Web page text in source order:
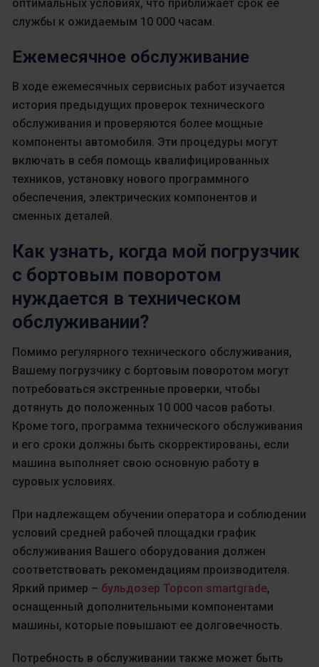
оптимальных условиях, что приближает срок ее
службы к ожидаемым 10 000 часам.
Ежемесячное обслуживание
В ходе ежемесячных сервисных работ изучается
история предыдущих проверок технического
обслуживания и проверяются более мощные
компоненты автомобиля. Эти процедуры могут
включать в себя помощь квалифицированных
техников, установку нового программного
обеспечения, электрических компонентов и
сменных деталей.
Как узнать, когда мой погрузчик
с бортовым поворотом
нуждается в техническом
обслуживании?
Помимо регулярного технического обслуживания,
Вашему погрузчику с бортовым поворотом могут
потребоваться экстренные проверки, чтобы
дотянуть до положенных 10 000 часов работы.
Кроме того, программа технического обслуживания
и его сроки должны быть скорректированы, если
машина выполняет свою основную работу в
суровых условиях.
При надлежащем обучении оператора и соблюдении
условий средней рабочей площадки график
обслуживания Вашего оборудования должен
соответствовать рекомендациям производителя.
Яркий пример – бульдозер Topcon smartgrade,
оснащенный дополнительными компонентами
машины, которые повышают ее долговечность.
Потребность в обслуживании также может быть